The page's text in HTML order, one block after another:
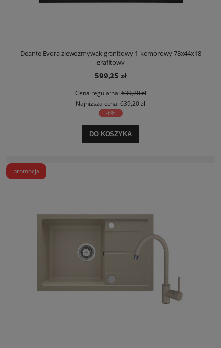
Deante Evora zlewozmywak granitowy 1-komorowy 78x44x18
grafitowy
599,25 zł
Cena regularna:639,20 zł
Najniższa cena: 639,20 zł
-6%
DO KOSZYKA
promocja